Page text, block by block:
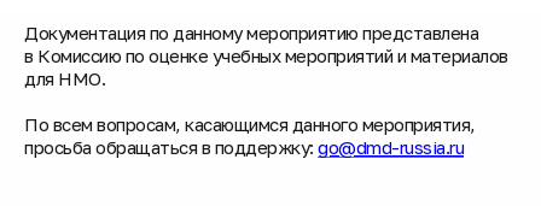
Документация по данному мероприятию представлена
в Комиссию по оценке учебных мероприятий и материалов
для НМО.
По всем вопросам, касающимся данного мероприятия,
просьба обращаться в поддержку: go@dmd-russia.ru